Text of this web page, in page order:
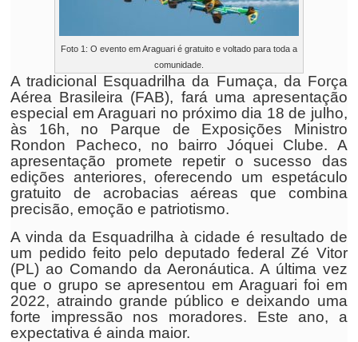
Foto 1: O evento em Araguari é gratuito e voltado para toda a
comunidade.
A tradicional Esquadrilha da Fumaça, da Força
Aérea Brasileira (FAB), fará uma apresentação
especial em Araguari no próximo dia 18 de julho,
às 16h, no Parque de Exposições Ministro
Rondon Pacheco, no bairro Jóquei Clube. A
apresentação promete repetir o sucesso das
edições anteriores, oferecendo um espetáculo
gratuito de acrobacias aéreas que combina
precisão, emoção e patriotismo.
A vinda da Esquadrilha à cidade é resultado de
um pedido feito pelo deputado federal Zé Vitor
(PL) ao Comando da Aeronáutica. A última vez
que o grupo se apresentou em Araguari foi em
2022, atraindo grande público e deixando uma
forte impressão nos moradores. Este ano, a
expectativa é ainda maior.